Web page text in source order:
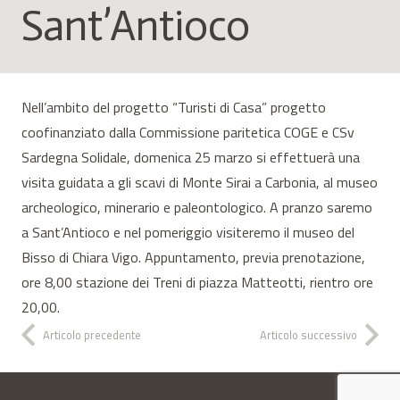
Sant’Antioco
Nell’ambito del progetto “Turisti di Casa” progetto
coofinanziato dalla Commissione paritetica COGE e CSv
Sardegna Solidale, domenica 25 marzo si effettuerà una
visita guidata a gli scavi di Monte Sirai a Carbonia, al museo
archeologico, minerario e paleontologico. A pranzo saremo
a Sant’Antioco e nel pomeriggio visiteremo il museo del
Bisso di Chiara Vigo. Appuntamento, previa prenotazione,
ore 8,00 stazione dei Treni di piazza Matteotti, rientro ore
20,00.
Articolo precedente Articolo successivo